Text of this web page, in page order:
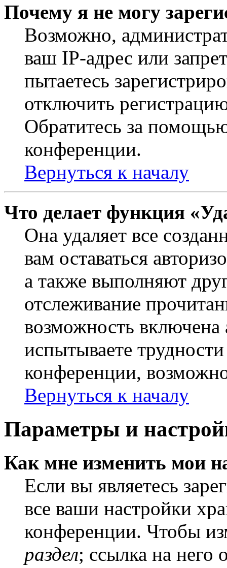
Почему я не могу
Возможно,
ваш IP-адрес или
пытаетесь
отключить
Обратитесь за
конференции.
Вернуться к началу
Что делает функция
Она удаляет все
вам оставаться
а также выполняют
отслеживание
возможность
испытываете
конференции,
Вернуться к началу
Параметры и
Как мне изменить мои
Если вы являетесь
все ваши настройки
конференции. Чтобы
раздел; ссылка на него